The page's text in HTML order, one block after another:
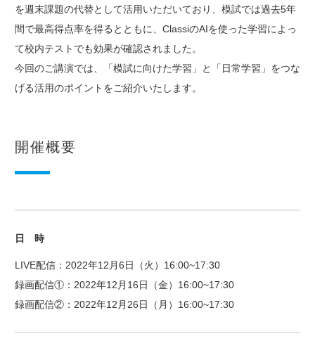
を週末課題の代替として活用いただいており、 模試では過去5年
間で最高得点率を得るとともに、 ClassiのAIを使った学習によっ
て校内テストでも効果が確認されました。
今回のご講演では、「模試に向けた学習」と「日常学習」をつな
げる活用のポイントをご紹介いたします。
開催概要
日 時
LIVE配信：2022年12月6日（火）16:00~17:30
録画配信①：2022年12月16日（金）16:00~17:30
録画配信②：2022年12月26日（月）16:00~17:30